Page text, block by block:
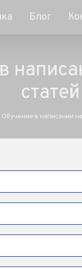
Блог
статей
Обучение в написании